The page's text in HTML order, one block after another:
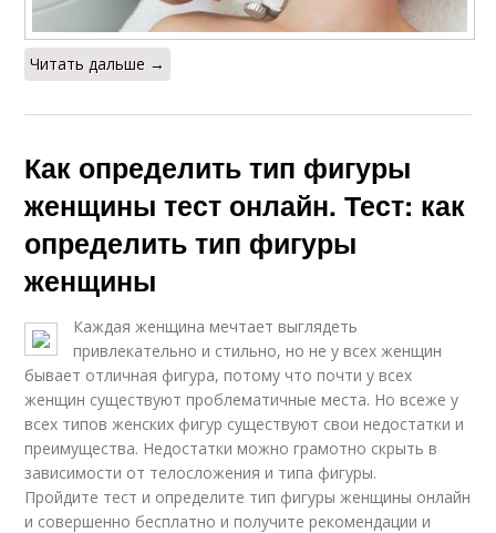
Читать дальше →
Как определить тип фигуры
женщины тест онлайн. Тест: как
определить тип фигуры
женщины
Каждая женщина мечтает выглядеть
привлекательно и стильно, но не у всех женщин
бывает отличная фигура, потому что почти у всех
женщин существуют проблематичные места. Но всеже у
всех типов женских фигур существуют свои недостатки и
преимущества. Недостатки можно грамотно скрыть в
зависимости от телосложения и типа фигуры.
Пройдите тест и определите тип фигуры женщины онлайн
и совершенно бесплатно и получите рекомендации и